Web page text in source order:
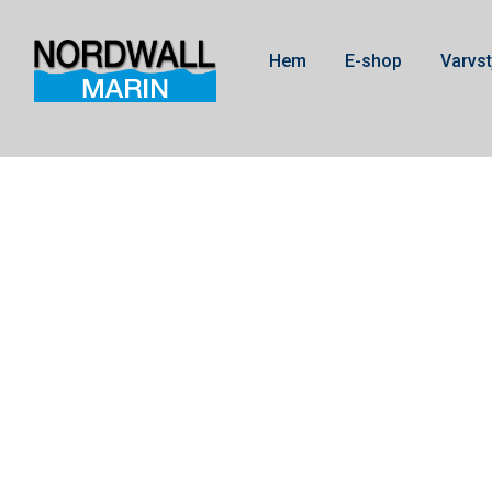
Hem E-shop